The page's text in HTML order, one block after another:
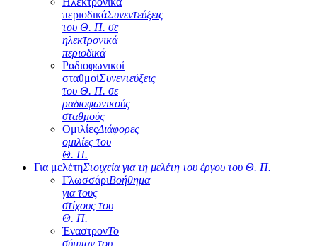
περιοδικάΣυνεντεύξεις
του Θ. Π. σε
ηλεκτρονικά
περιοδικά
Ραδιοφωνικοί
σταθμοίΣυνεντεύξεις
του Θ. Π. σε
ραδιοφωνικούς
σταθμούς
ΟμιλίεςΔιάφορες
ομιλίες του
Θ. Π.
Για μελέτηΣτοιχεία για τη μελέτη του έργου του Θ. Π.
ΓλωσσάριΒοήθημα
για τους
στίχους του
Θ. Π.
ΈναστρονΤο